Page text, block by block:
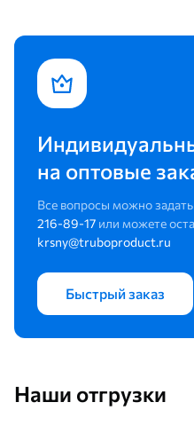
на оптовые
Все вопросы можно
216-89-17 или можете
krsny@truboproduct.ru
Быстрый заказ
Наши отгрузки